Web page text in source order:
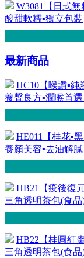
W3081【日式無
酸甜軟糯▪獨立包裝
最新商品
HC10【喉讚▪純
養聲良方▪潤喉首
HE011【桂花▪黑
養顏美容▪去油解
HB21【疫後復元
三角透明茶包(食
HB22【桂圓紅
三角透明茶包(食